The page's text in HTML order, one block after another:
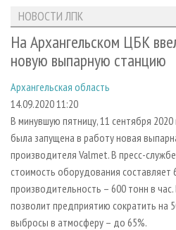
ЛЕСОЗАГОТОВКА
ЛЕСОПИЛЕНИЕ
СУШКА ДРЕВЕСИНЫ
ПРОИЗВОДСТВО ДРЕВЕСНЫХ
ДЕРЕВЯННОЕ ДОМОСТРОЕНИЕ
ПРОИЗВОДСТВО МЕБЕЛИ
БИОЭНЕРГЕТИКА
ЦБП
НОВОСТИ ЛПК
НОВОСТИ ЖУРНАЛА
ПРОЕКТЫ ЛПИ
АНАЛИТИКА
ПРЕДПРИЯТИЯ ЛПК
ПЕРСОНЫ
МОБИЛЬНЫЕ ВЫСТАВКИ
ОФИЦИАЛЬНЫЕ ДЕЛЕГАЦИИ
ПРИОРИТЕТНЫЕ
RUSSIAN FORESTRY REVIEW
ГАЗЕТА ЛЕСПРОМФОРУМ
АРХИВ
АРХИВ ЖУРНАЛОВ
О ЖУРНАЛЕ
ПОДПИСКА
КОНТАКТЫ
РЕКЛАМОДАТЕЛЯМ
РЕКЛАМА
РЕКЛАМА НА САЙТЕ
НОВОСТИ ЛПК
На Архангельском ЦБК
новую выпарную станцию
Архангельская область
14.09.2020 11:20
В минувшую пятницу, 11 сентября
была запущена в работу новая
производителя Valmet. В пресс-
стоимость оборудования составляет
производительность – 600 тонн в
позволит предприятию сократить на
выбросы в атмосферу – до 65%.